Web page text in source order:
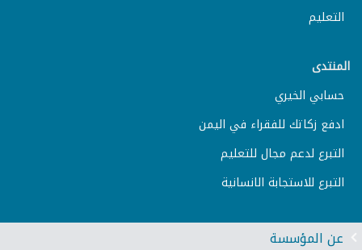
التعليم
المنتدى
حسابي الخيري
ادفع زكاتك للفقراء في اليمن
التبرع لدعم مجال للتعليم
التبرع للاستجابة الانسانية
عن المؤسسة